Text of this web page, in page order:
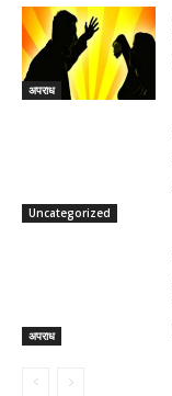
अपराध
Uncategorized
अपराध